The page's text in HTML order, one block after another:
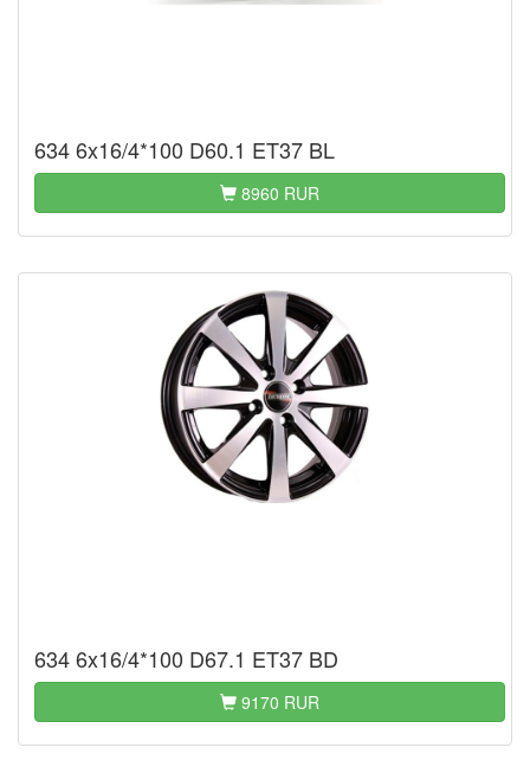
634 6x16/4*100 D60.1 ET37 BL
8960 RUR
634 6x16/4*100 D67.1 ET37 BD
9170 RUR